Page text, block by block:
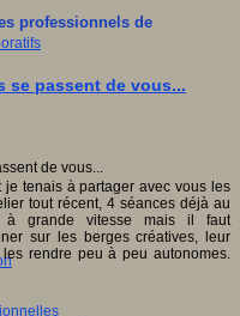
professionnels de
se passent de vous...
je tenais à partager avec vous les
tout récent, 4 séances déjà au
à grande vitesse mais il faut
sur les berges créatives, leur
rendre peu à peu autonomes.